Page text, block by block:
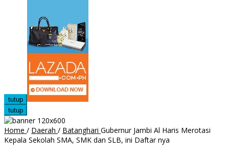
tutup
tutup
Home / Daerah / Batanghari Gubernur Jambi Al Haris Merotasi
Kepala Sekolah SMA, SMK dan SLB, ini Daftar nya